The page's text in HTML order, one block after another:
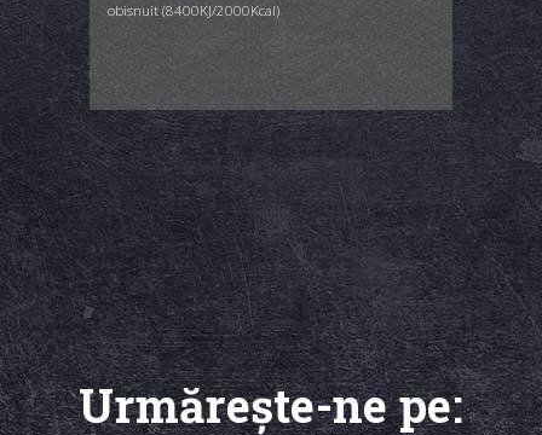
obisnuit (8400KJ/2000Kcal)
Urmăreşte-ne pe: